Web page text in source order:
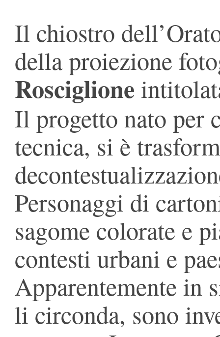
Il chiostro
della proiezione
Rosciglione
Il progetto nato per
tecnica, si è
Personaggi di
sagome colorate e
contesti urbani e
Apparentemente in
li circonda, sono